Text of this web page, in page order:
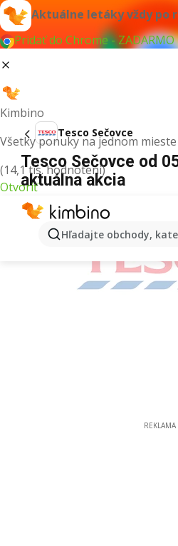
Aktuálne letáky vždy po
Pridať do Chrome - ZADARMO
Kimbino
Všetky ponuky na jednom mieste
(14,1 tis. hodnotení)
Otvoriť
Hľadajte obchody,
Tesco Sečovce
Tesco Sečovce od
aktuálna akcia
REKLAMA